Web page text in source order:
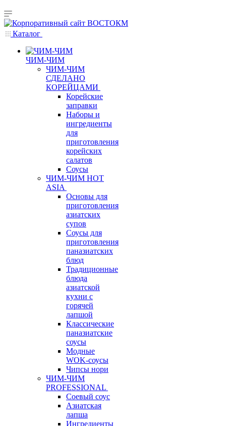
Каталог
ЧИМ-ЧИМ
ЧИМ-ЧИМ
СДЕЛАНО
КОРЕЙЦАМИ
Корейские
заправки
Наборы и
ингредиенты
для
приготовления
корейских
салатов
Соусы
ЧИМ-ЧИМ HOT
ASIA
Основы для
приготовления
азиатских
супов
Соусы для
приготовления
паназиатских
блюд
Традиционные
блюда
азиатской
кухни с
горячей
лапшой
Классические
паназиатские
соусы
Модные
WOK-соусы
Чипсы нори
ЧИМ-ЧИМ
PROFESSIONAL
Соевый соус
Азиатская
лапша
Ингредиенты